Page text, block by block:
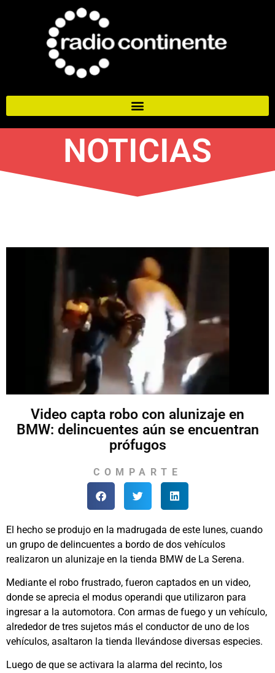
NOTICIAS
Video capta robo con alunizaje en
BMW: delincuentes aún se encuentran
prófugos
COMPARTE
El hecho se produjo en la madrugada de este lunes, cuando
un grupo de delincuentes a bordo de dos vehículos
realizaron un alunizaje en la tienda BMW de La Serena.
Mediante el robo frustrado, fueron captados en un video,
donde se aprecia el modus operandi que utilizaron para
ingresar a la automotora. Con armas de fuego y un vehículo,
alrededor de tres sujetos más el conductor de uno de los
vehículos, asaltaron la tienda llevándose diversas especies.
Luego de que se activara la alarma del recinto, los